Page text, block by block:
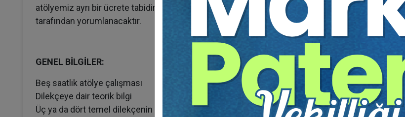
atölyemiz ayrı bir ücrete tabidir). İleri seviye bu atölyede katılımcılar üç temel dilekçe
tarafından yorumlanacaktır.
GENEL BİLGİLER:
Beş saatlik atölye çalışması
Dilekçeye dair teorik bilgi
Üç ya da dört temel dilekçenin canlı olarak yazılması